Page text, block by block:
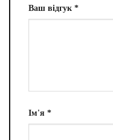
Ваш відгук *
Ім'я *